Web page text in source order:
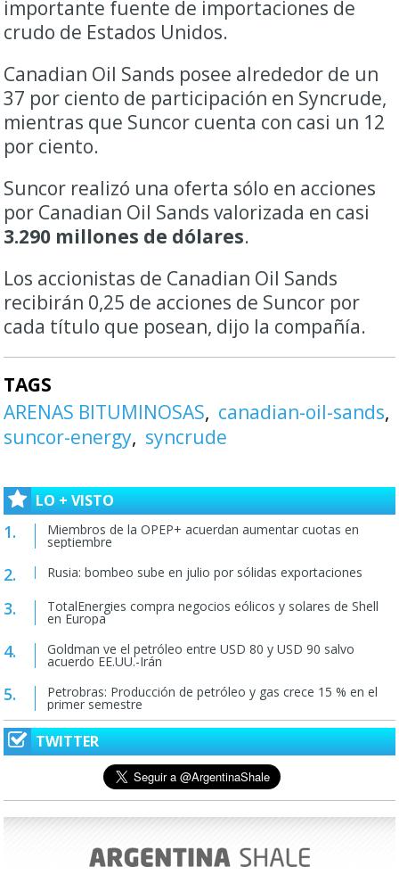
importante fuente de importaciones de
crudo de Estados Unidos.
Canadian Oil Sands posee alrededor de un
37 por ciento de participación en Syncrude,
mientras que Suncor cuenta con casi un 12
por ciento.
Suncor realizó una oferta sólo en acciones
por Canadian Oil Sands valorizada en casi
3.290 millones de dólares.
Los accionistas de Canadian Oil Sands
recibirán 0,25 de acciones de Suncor por
cada título que posean, dijo la compañía.
TAGS
ARENAS BITUMINOSAS
canadian-oil-sands
suncor-energy syncrude
LO + VISTO
Miembros de la OPEP+ acuerdan aumentar cuotas en
septiembre
Rusia: bombeo sube en julio por sólidas exportaciones
TotalEnergies compra negocios eólicos y solares de Shell
en Europa
Goldman ve el petróleo entre USD 80 y USD 90 salvo
acuerdo EE.UU.-Irán
Petrobras: Producción de petróleo y gas crece 15 % en el
primer semestre
TWITTER